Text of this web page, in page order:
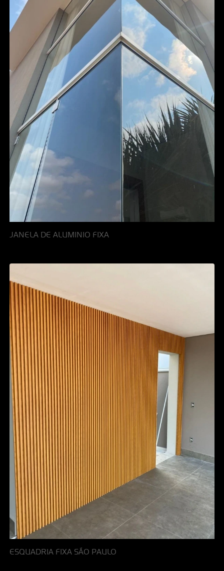
JANELA DE ALUMINIO FIXA
ESQUADRIA FIXA SÃO PAULO